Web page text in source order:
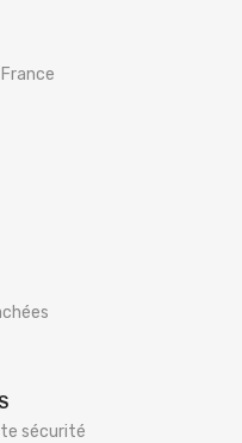
sécurité